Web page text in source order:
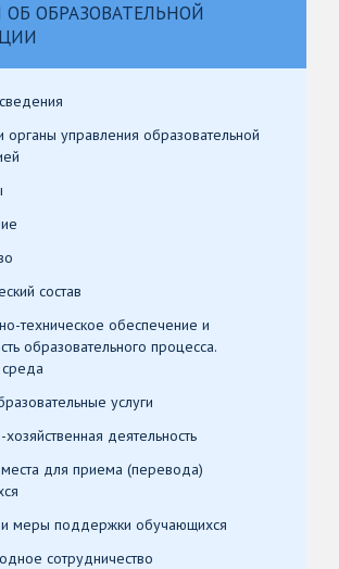
ОБРАЗОВАТЕЛЬНОЙ
органы управления образовательной
состав
техническое обеспечение и
образовательного процесса.
услуги
деятельность
для приема (перевода)
и меры поддержки обучающихся
сотрудничество